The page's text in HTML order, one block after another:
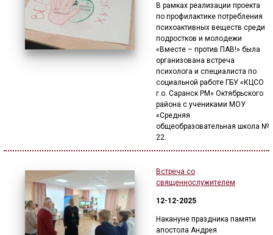
В рамках реализации проекта
по профилактике потребления
психоактивных веществ среди
подростков и молодежи
«Вместе – против ПАВ!» была
организована встреча
психолога и специалиста по
социальной работе ГБУ «КЦСО
г.о. Саранск РМ» Октябрьского
района с учениками МОУ
«Средняя
общеобразовательная школа №
22.
Встреча со
священнослужителем
12-12-2025
Накануне праздника памяти
апостола Андрея